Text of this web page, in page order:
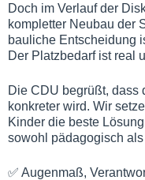
Doch im Verlauf der
kompletter Neubau der
bauliche Entscheidung
Der Platzbedarf ist real
Die CDU begrüßt, dass
konkreter wird. Wir
Kinder die beste
sowohl pädagogisch
✅ Augenmaß,